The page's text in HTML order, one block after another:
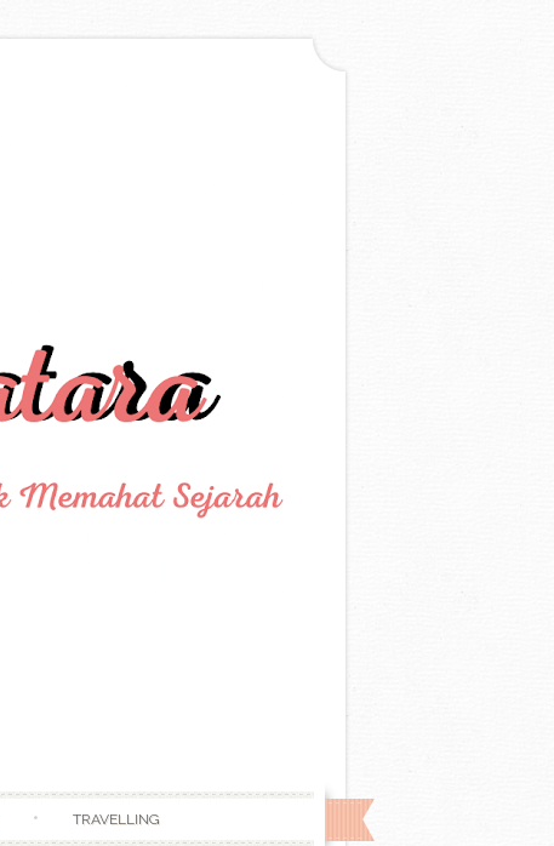
TRAVELLING